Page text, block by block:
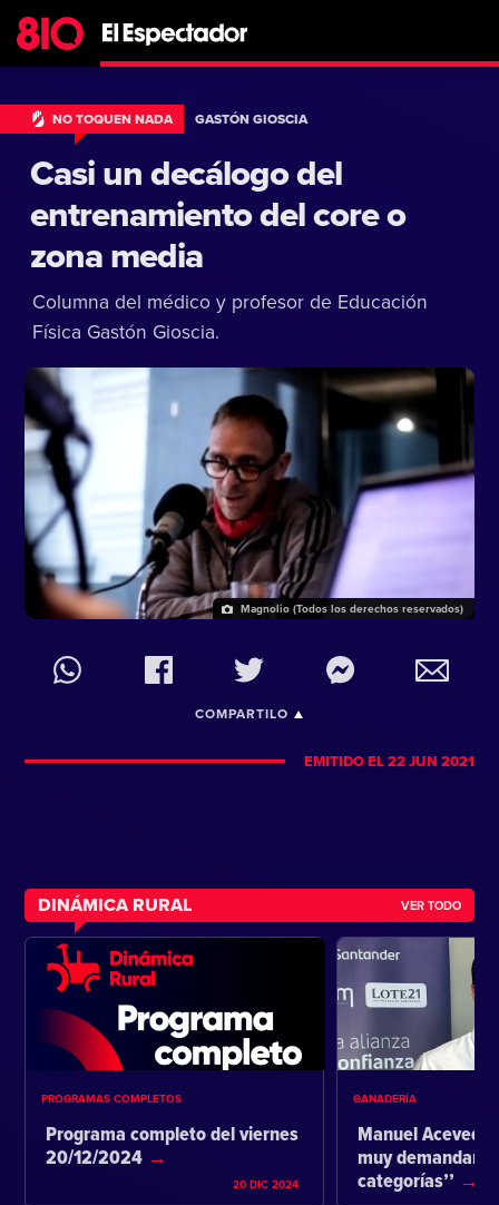
NO TOQUEN NADA GASTÓN GIOSCIA
Casi un decálogo del
entrenamiento del core o
zona media
Columna del médico y profesor de Educación
Física Gastón Gioscia.
Magnolio (Todos los derechos reservados)
COMPARTILO
EMITIDO EL 22 JUN 2021
DINÁMICA RURAL VER TODO
PROGRAMAS COMPLETOS
Programa completo del viernes
20/12/2024
20 DIC 2024
GANADERÍA
Manuel
muy
categorías’’